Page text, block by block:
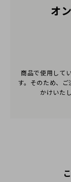
このショップか
なにより商品が
入も検討して
2021/12/30
この度はご注文
一番気に入った
オ
商品で使用して
す。そのため、
かけいた